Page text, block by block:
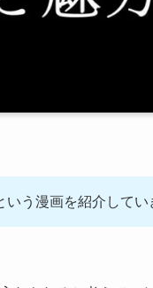
いう漫画を紹介してい